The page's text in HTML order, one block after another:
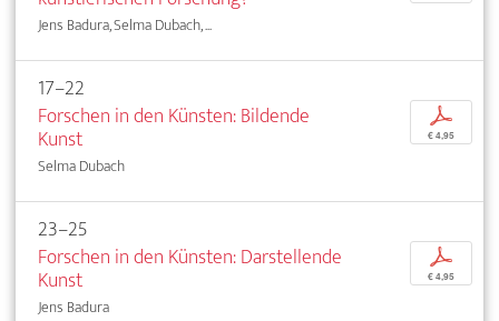
Jens Badura, Selma Dubach, ...
17–22
Forschen in den Künsten: Bildende
Kunst
Selma Dubach
p
€ 4,95
23–25
Forschen in den Künsten: Darstellende
Kunst
Jens Badura
p
€ 4,95